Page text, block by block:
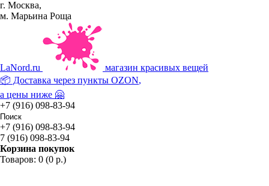
г. Москва,
м. Марьина Роща
LaNord.ru
магазин красивых вещей
📦 Доставка через пункты OZON,
а цены ниже 🤗
+7 (916) 098-83-94
+7 (916) 098-83-94
7 (916) 098-83-94
Корзина покупок
Товаров: 0 (0 р.)